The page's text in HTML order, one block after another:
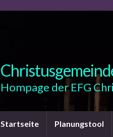
Hompage der EFG
Startseite Planungstool